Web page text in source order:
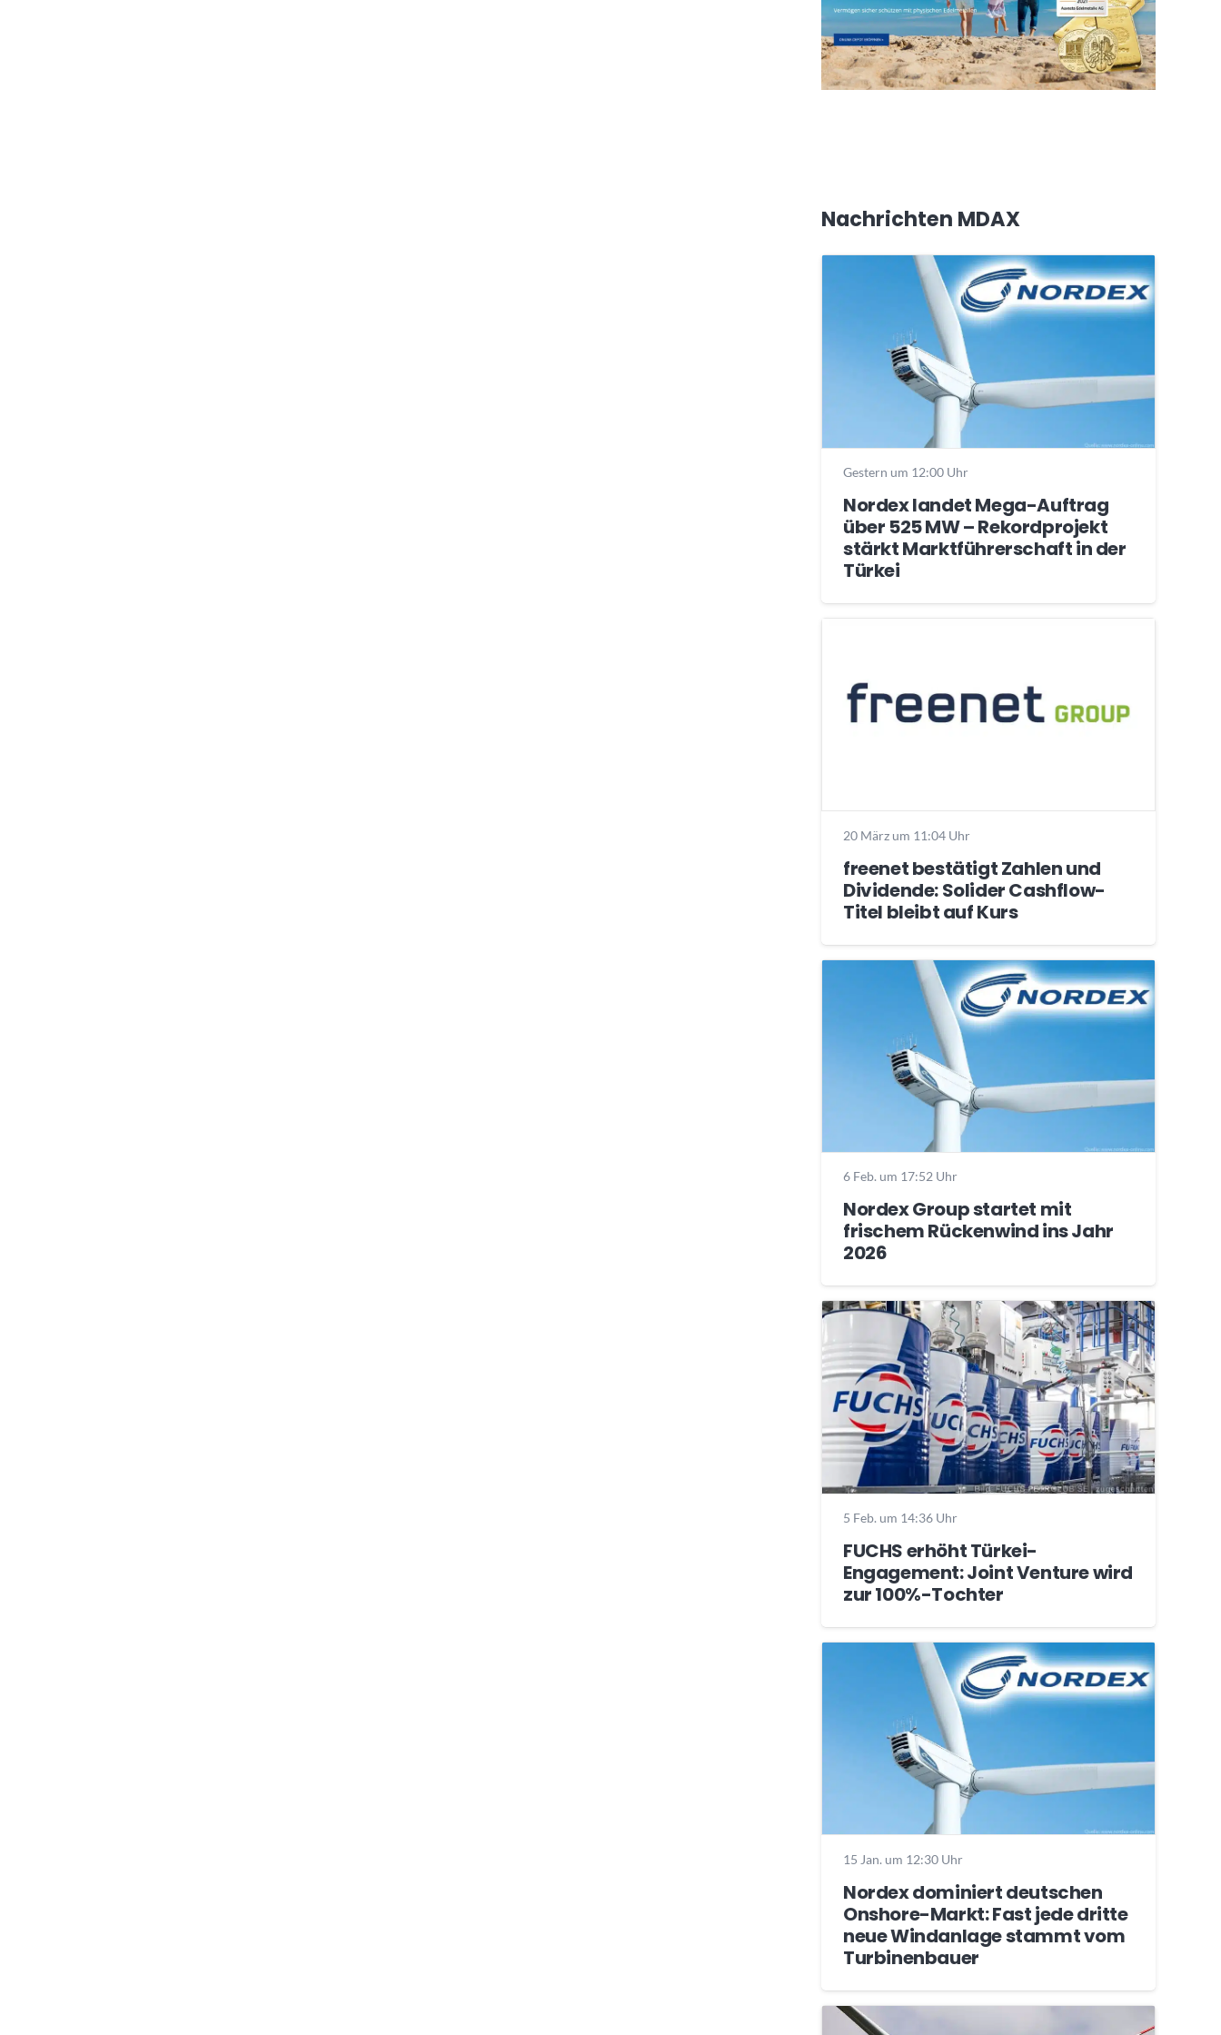
Nachrichten MDAX
Gestern um 12:00 Uhr
Nordex landet Mega-Auftrag
über 525 MW – Rekordprojekt
stärkt Marktführerschaft in der
Türkei
20 März um 11:04 Uhr
freenet bestätigt Zahlen und
Dividende: Solider Cashflow-
Titel bleibt auf Kurs
6 Feb. um 17:52 Uhr
Nordex Group startet mit
frischem Rückenwind ins Jahr
2026
5 Feb. um 14:36 Uhr
FUCHS erhöht Türkei-
Engagement: Joint Venture wird
zur 100%-Tochter
15 Jan. um 12:30 Uhr
Nordex dominiert deutschen
Onshore-Markt: Fast jede dritte
neue Windanlage stammt vom
Turbinenbauer